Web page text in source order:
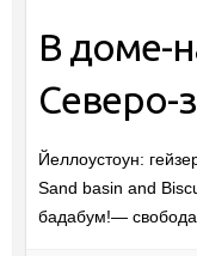
В доме-
Северо-
Йеллоустоун:
Sand basin and
бадабум!— свобода